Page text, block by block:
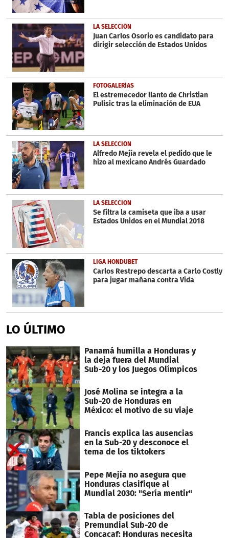
LA SELECCIÓN
Juan Carlos Osorio es candidato para
dirigir selección de Estados Unidos
FOTOGALERÍAS
El estremecedor llanto de Christian
Pulisic tras la eliminación de EUA
LA SELECCIÓN
Alfredo Mejía revela el pedido que le
hizo al mexicano Andrés Guardado
LA SELECCIÓN
Se filtra la camiseta que iba a usar
Estados Unidos en el Mundial 2018
LIGA HONDUBET
Carlos Restrepo descarta a Carlo Costly
para jugar mañana contra Vida
LO ÚLTIMO
Panamá humilla a Honduras y
la deja fuera del Mundial
Sub-20 y los Juegos Olímpicos
José Molina se integra a la
Sub-20 de Honduras en
México: el motivo de su viaje
Francis explica las ausencias
en la Sub-20 y desconoce el
tema de los tiktokers
Pepe Mejía no asegura que
Honduras clasifique al
Mundial 2030: "Sería mentir"
Tabla de posiciones del
Premundial Sub-20 de
Concacaf: Honduras necesita